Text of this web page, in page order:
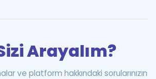
Arayalım?
ve platform hakkındaki sorularınızın